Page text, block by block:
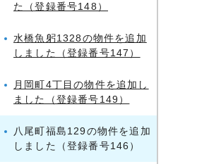
た（登録番号148）
水橋魚躬1328の物件を追加
しました（登録番号147）
月岡町4丁目の物件を追加し
ました（登録番号149）
八尾町福島129の物件を追加
しました（登録番号146）